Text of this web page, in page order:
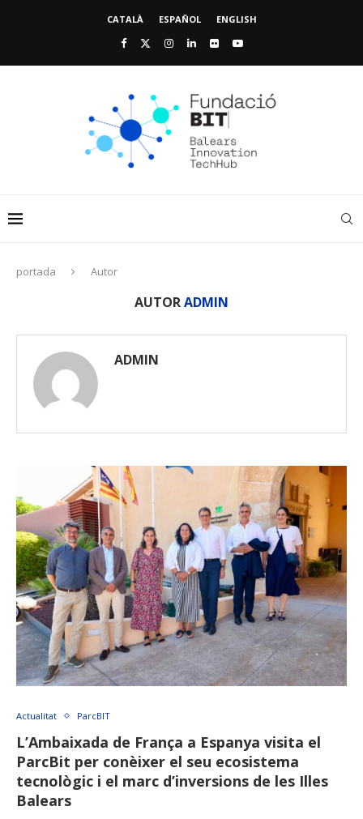
CATALÀ ESPAÑOL ENGLISH
portada Autor
AUTORADMIN
ADMIN
Actualitat ParcBIT
L’Ambaixada de França a Espanya visita el
ParcBit per conèixer el seu ecosistema
tecnològic i el marc d’inversions de les Illes
Balears